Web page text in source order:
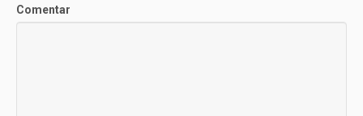
Comentar